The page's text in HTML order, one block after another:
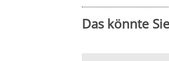
Das könnte